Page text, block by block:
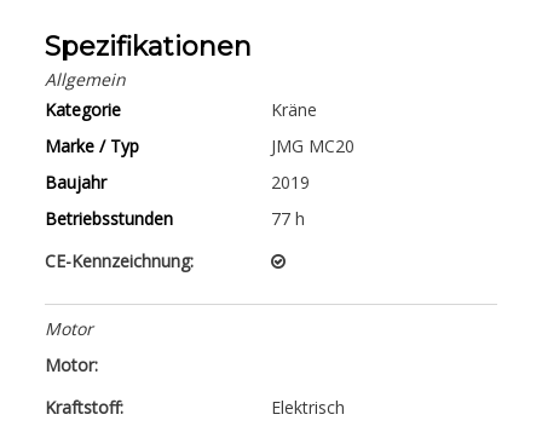
Spezifikationen
Allgemein
Kategorie
Kräne
Marke / Typ
JMG MC20
Baujahr
2019
Betriebsstunden
77 h
CE-Kennzeichnung:
Motor
Motor:
Kraftstoff:
Elektrisch